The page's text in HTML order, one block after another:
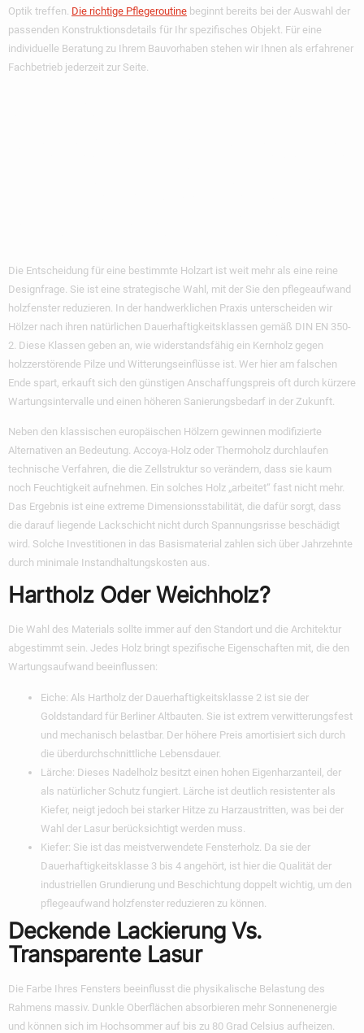
Optik treffen. Die richtige Pflegeroutine beginnt bereits bei der Auswahl der
passenden Konstruktionsdetails für Ihr spezifisches Objekt. Für eine
individuelle Beratung zu Ihrem Bauvorhaben stehen wir Ihnen als erfahrener
Fachbetrieb jederzeit zur Seite.
Die Entscheidung für eine bestimmte Holzart ist weit mehr als eine reine
Designfrage. Sie ist eine strategische Wahl, mit der Sie den pflegeaufwand
holzfenster reduzieren. In der handwerklichen Praxis unterscheiden wir
Hölzer nach ihren natürlichen Dauerhaftigkeitsklassen gemäß DIN EN 350-
2. Diese Klassen geben an, wie widerstandsfähig ein Kernholz gegen
holzzerstörende Pilze und Witterungseinflüsse ist. Wer hier am falschen
Ende spart, erkauft sich den günstigen Anschaffungspreis oft durch kürzere
Wartungsintervalle und einen höheren Sanierungsbedarf in der Zukunft.
Neben den klassischen europäischen Hölzern gewinnen modifizierte
Alternativen an Bedeutung. Accoya-Holz oder Thermoholz durchlaufen
technische Verfahren, die die Zellstruktur so verändern, dass sie kaum
noch Feuchtigkeit aufnehmen. Ein solches Holz „arbeitet“ fast nicht mehr.
Das Ergebnis ist eine extreme Dimensionsstabilität, die dafür sorgt, dass
die darauf liegende Lackschicht nicht durch Spannungsrisse beschädigt
wird. Solche Investitionen in das Basismaterial zahlen sich über Jahrzehnte
durch minimale Instandhaltungskosten aus.
Hartholz Oder Weichholz?
Die Wahl des Materials sollte immer auf den Standort und die Architektur
abgestimmt sein. Jedes Holz bringt spezifische Eigenschaften mit, die den
Wartungsaufwand beeinflussen:
Eiche: Als Hartholz der Dauerhaftigkeitsklasse 2 ist sie der
Goldstandard für Berliner Altbauten. Sie ist extrem verwitterungsfest
und mechanisch belastbar. Der höhere Preis amortisiert sich durch
die überdurchschnittliche Lebensdauer.
Lärche: Dieses Nadelholz besitzt einen hohen Eigenharzanteil, der
als natürlicher Schutz fungiert. Lärche ist deutlich resistenter als
Kiefer, neigt jedoch bei starker Hitze zu Harzaustritten, was bei der
Wahl der Lasur berücksichtigt werden muss.
Kiefer: Sie ist das meistverwendete Fensterholz. Da sie der
Dauerhaftigkeitsklasse 3 bis 4 angehört, ist hier die Qualität der
industriellen Grundierung und Beschichtung doppelt wichtig, um den
pflegeaufwand holzfenster reduzieren zu können.
Deckende Lackierung Vs.
Transparente Lasur
Die Farbe Ihres Fensters beeinflusst die physikalische Belastung des
Rahmens massiv. Dunkle Oberflächen absorbieren mehr Sonnenenergie
und können sich im Hochsommer auf bis zu 80 Grad Celsius aufheizen.